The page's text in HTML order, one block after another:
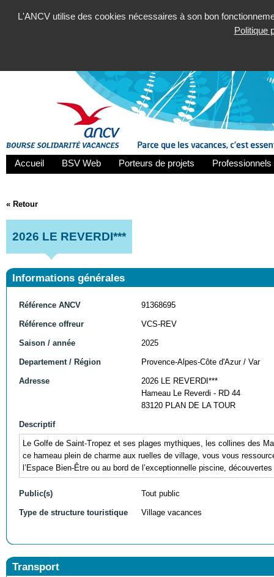
L'ANCV utilise des cookies nécessaires à son bon
Politique
Accueil BSV Web Porteurs de projets
« Retour
2026 LE REVERDI***
Informations générales
Référence ANCV 91368695
Référence offreur VCS-REV
Saison / année 2025
Departement / Région Provence-Alpes-Côte d'Azur / Var
Adresse
2026 LE REVERDI***
Hameau Le Reverdi - RD 44
83120 PLAN DE LA TOUR
Descriptif
Le Golfe de Saint-Tropez et ses plages mythiques, les collines des
ce hameau plein de charme aux ruelles de village, vous vous
l’Espace Bien-Être ou au bord de l’exceptionnelle piscine,
Public(s) Tout public
Type de structure touristique Village vacances
Transport